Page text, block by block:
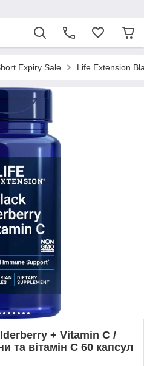
Expiry Sale Life Extension
+ Vitamin C /
та вітамін С 60 капсул